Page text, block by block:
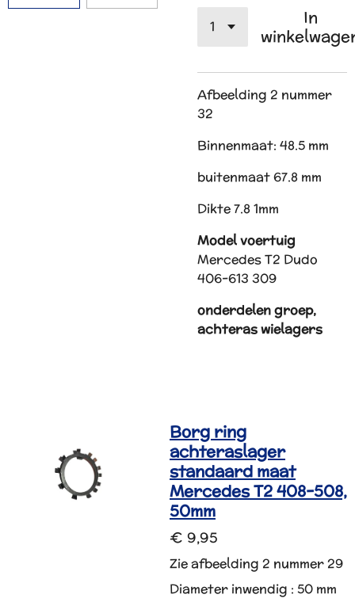
In
Afbeelding 2 nummer
32
Binnenmaat: 48.5 mm
buitenmaat 67.8 mm
Dikte 7.8 1mm
Model voertuig
Mercedes T2 Dudo
406-613 309
onderdelen groep,
achteras wielagers
Borg ring
achteraslager
standaard maat
Mercedes T2 408-508,
50mm
€ 9,95
Zie afbeelding 2 nummer 29
Diameter inwendig : 50 mm